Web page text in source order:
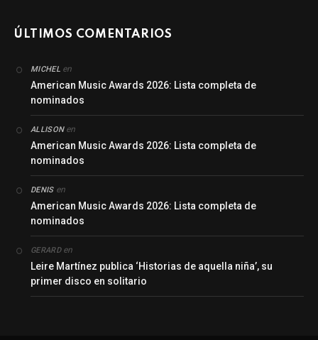
ÚLTIMOS COMENTARIOS
MICHELen
American Music Awards 2026: Lista completa de
nominados
ALLISONen
American Music Awards 2026: Lista completa de
nominados
DENISen
American Music Awards 2026: Lista completa de
nominados
GERARDen
Leire Martínez publica ‘Historias de aquella niña’, su
primer disco en solitario